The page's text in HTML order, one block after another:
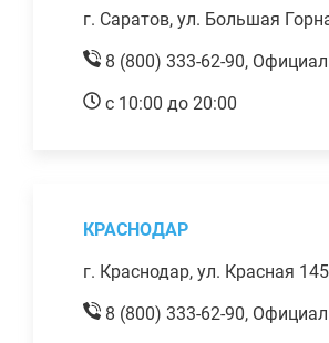
г. Саратов, ул. Большая
8 (800) 333-62-90,
с 10:00 до 20:00
КРАСНОДАР
г. Краснодар, ул. Красная
8 (800) 333-62-90,